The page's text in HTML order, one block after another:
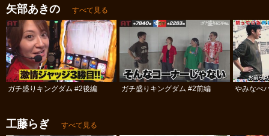
矢部あきの すべて見る
ガチ盛りキングダム #2後編 ガチ盛りキングダム #2前編 やみなべ
工藤らぎ すべて見る